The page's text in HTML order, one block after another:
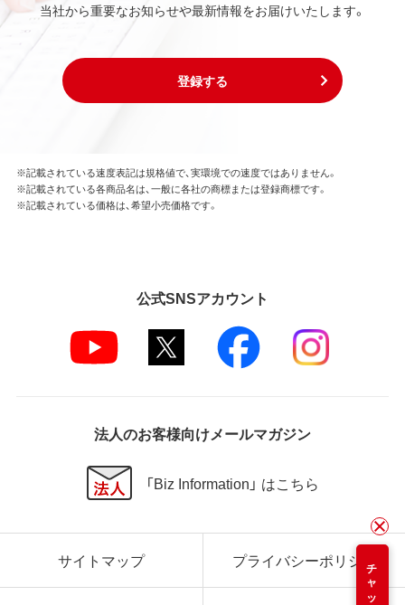
当社から重要なお知らせや最新情報をお届けいたします。
登録する
チャット
※記載されている速度表記は規格値で、実環境での速度ではありません。
※記載されている各商品名は、一般に各社の商標または登録商標です。
※記載されている価格は、希望小売価格です。
公式SNSアカウント
法人のお客様向けメールマガジン
「Biz Information」 はこちら
サイトマップ プライバシーポリシー